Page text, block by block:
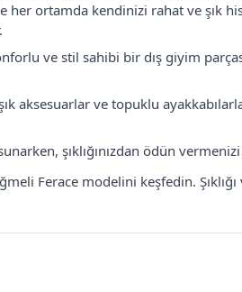
ortamda kendinizi rahat ve şık
ve stil sahibi bir dış giyim
aksesuarlar ve topuklu
şıklığınızdan ödün
Ferace modelini keşfedin. Şıklığı